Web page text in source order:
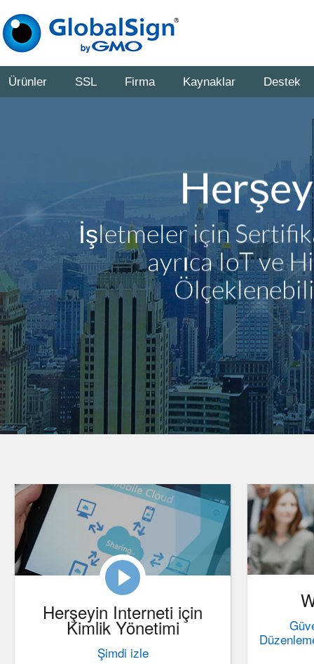
Ürünler SSL Firma Kaynaklar Destek
İşletmeler için
ayrıca IoT ve
Herşeyin Interneti için
Kimlik Yönetimi
Şimdi izle